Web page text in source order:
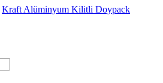
Kraft Alüminyum Kilitli Doypack